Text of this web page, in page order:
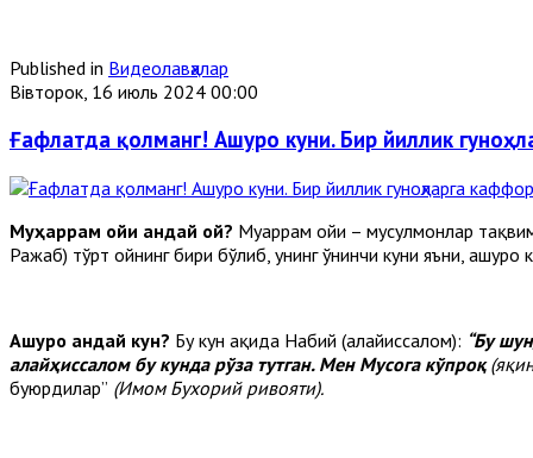
Published in Видеолавҳалар
Вівторок, 16 июль 2024 00:00
Ғафлатда қолманг! Ашуро куни. Бир йиллик
Муҳаррам ойи қандай ой? Муҳаррам ойи – мусулмонлар
Ражаб) тўрт ойнинг бири бўлиб, унинг ўнинчи куни яъни, ашуро
Ашуро қандай кун? Бу кун ҳақида Набий (алайҳиссалом): “Бу
алайҳиссалом бу кунда рўза тутган. Мен Мусога кўпроқ
буюрдилар” (Имом Бухорий ривояти).